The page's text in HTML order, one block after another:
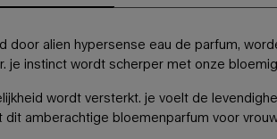
door alien hypersense eau de parfum,
je instinct wordt scherper met onze
wordt versterkt. je voelt de
dit amberachtige bloemenparfum voor